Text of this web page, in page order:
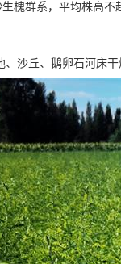
槐群系，平均株高不
沙丘、鹅卵石河床干